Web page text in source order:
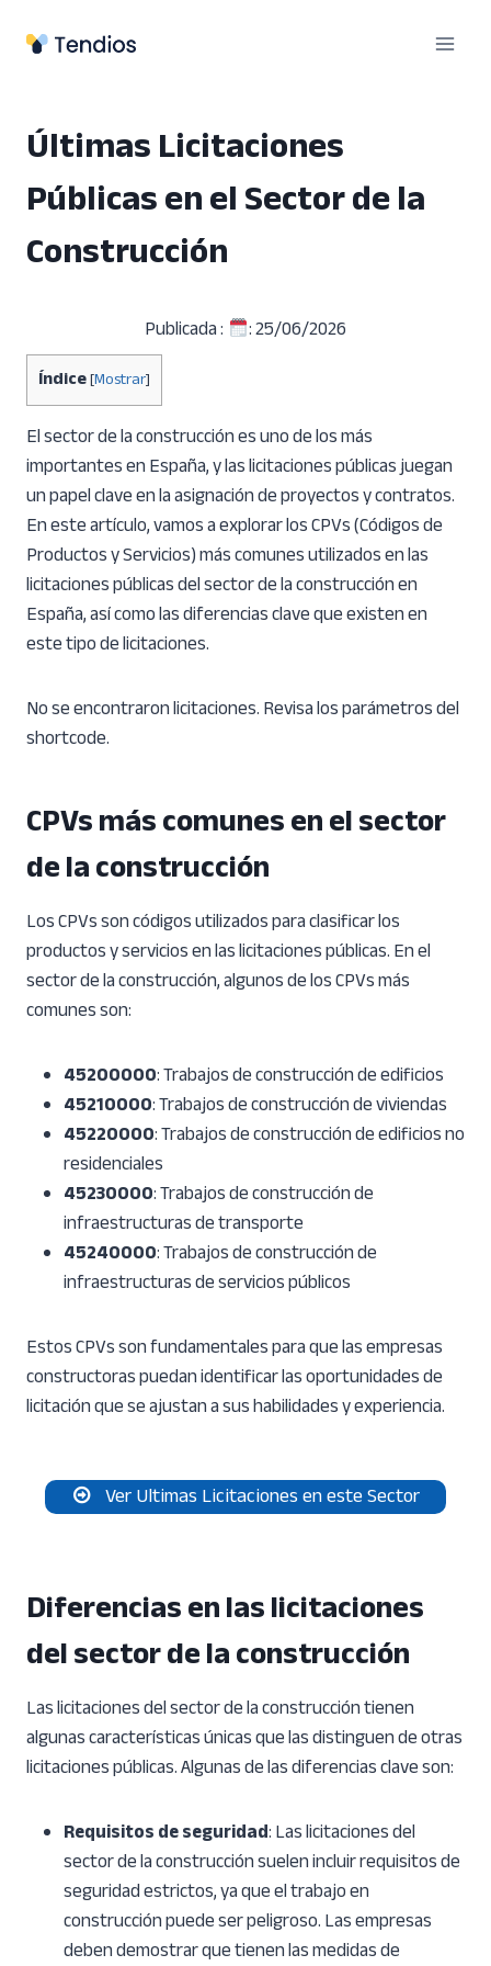
Últimas Licitaciones
Públicas en el Sector de la
Construcción
Publicada : : 25/06/2026
Índice[Mostrar]
El sector de la construcción es uno de los más
importantes en España, y las licitaciones públicas juegan
un papel clave en la asignación de proyectos y contratos.
En este artículo, vamos a explorar los CPVs (Códigos de
Productos y Servicios) más comunes utilizados en las
licitaciones públicas del sector de la construcción en
España, así como las diferencias clave que existen en
este tipo de licitaciones.
No se encontraron licitaciones. Revisa los parámetros del
shortcode.
CPVs más comunes en el sector
de la construcción
Los CPVs son códigos utilizados para clasificar los
productos y servicios en las licitaciones públicas. En el
sector de la construcción, algunos de los CPVs más
comunes son:
45200000: Trabajos de construcción de edificios
45210000: Trabajos de construcción de viviendas
45220000: Trabajos de construcción de edificios no
residenciales
45230000: Trabajos de construcción de
infraestructuras de transporte
45240000: Trabajos de construcción de
infraestructuras de servicios públicos
Estos CPVs son fundamentales para que las empresas
constructoras puedan identificar las oportunidades de
licitación que se ajustan a sus habilidades y experiencia.
Ver Ultimas Licitaciones en este Sector
Diferencias en las licitaciones
del sector de la construcción
Las licitaciones del sector de la construcción tienen
algunas características únicas que las distinguen de otras
licitaciones públicas. Algunas de las diferencias clave son:
Requisitos de seguridad: Las licitaciones del
sector de la construcción suelen incluir requisitos de
seguridad estrictos, ya que el trabajo en
construcción puede ser peligroso. Las empresas
deben demostrar que tienen las medidas de